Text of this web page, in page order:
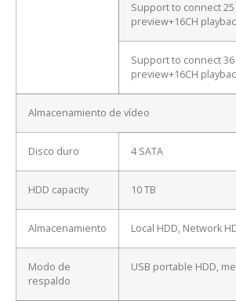
Support to connect 25
preview+16CH
Support to connect 36
preview+16CH
Almacenamiento de vídeo
Disco duro 4 SATA
HDD capacity 10 TB
Almacenamiento Local HDD, Network
Modo de
respaldo
USB portable HDD,